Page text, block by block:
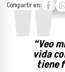
Compartir en:
“Veo
vida
tiene